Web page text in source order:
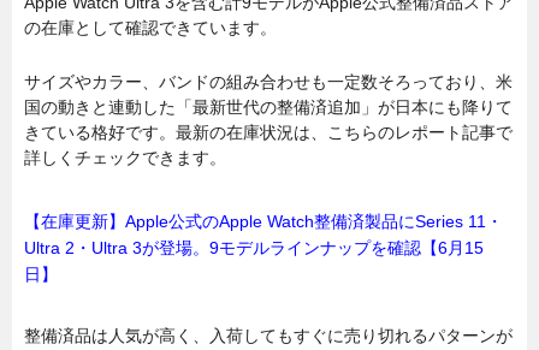
の在庫として確認できています。
サイズやカラー、バンドの組み合わせも一定数そろっており、米
国の動きと連動した「最新世代の整備済追加」が日本にも降りて
きている格好です。最新の在庫状況は、こちらのレポート記事で
詳しくチェックできます。
【在庫更新】Apple公式のApple Watch整備済製品にSeries 11・
Ultra 2・Ultra 3が登場。9モデルラインナップを確認【6月15
日】
整備済品は人気が高く、入荷してもすぐに売り切れるパターンが